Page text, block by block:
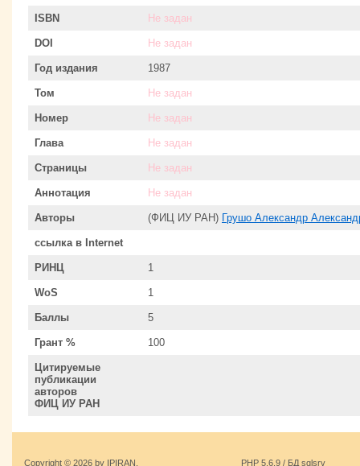
ISBN Не задан
DOI Не задан
Год издания 1987
Том Не задан
Номер Не задан
Глава Не задан
Страницы Не задан
Аннотация Не задан
Авторы (ФИЦ ИУ РАН) Грушо Александр
ссылка в Internet
РИНЦ 1
WoS 1
Баллы 5
Грант % 100
Цитируемые
публикации
авторов
ФИЦ ИУ РАН
Copyright © 2026 by IPIRAN.
PHP 5.6.9 / БД sqlsrv